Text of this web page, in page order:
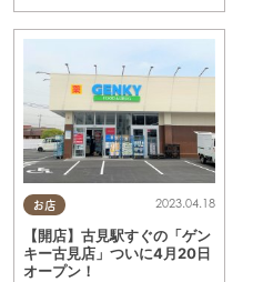
お店 2023.04.18
【開店】古見駅すぐの「ゲン
キー古見店」ついに4月20日
オープン！